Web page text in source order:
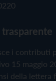
i contributi
15 maggio
della lettera